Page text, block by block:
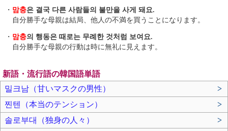
・ 맘충은 결국 다른 사람들의 불만을 사게 돼요.
自分勝手な母親は結局、他人の不満を買うことになります。
・ 맘충의 행동은 때로는 무례한 것처럼 보여요.
自分勝手な母親の行動は時に無礼に見えます。
新語・流行語の韓国語単語
밀크남（甘いマスクの男性）
>
찐텐（本当のテンション）
>
솔로부대（独身の人々）
>